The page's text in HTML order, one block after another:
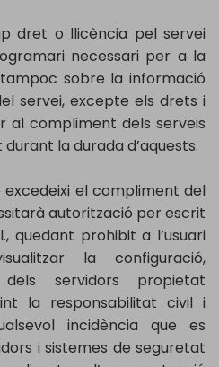
dret o llicència pel servei
necessari per a la
sobre la informació
servei, excepte els drets i
al compliment dels serveis
la durada d’aquests.
el compliment del
autorització per escrit
quedant prohibit a l’usuari
la configuració,
servidors propietat
la responsabilitat civil i
incidència que es
i sistemes de seguretat